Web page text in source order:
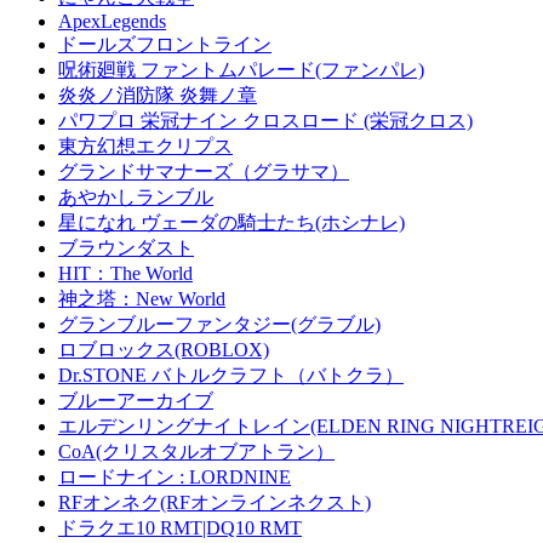
ApexLegends
ドールズフロントライン
呪術廻戦 ファントムパレード(ファンパレ)
炎炎ノ消防隊 炎舞ノ章
パワプロ 栄冠ナイン クロスロード (栄冠クロス)
東方幻想エクリプス
グランドサマナーズ（グラサマ）
あやかしランブル
星になれ ヴェーダの騎士たち(ホシナレ)
ブラウンダスト
HIT：The World
神之塔：New World
グランブルーファンタジー(グラブル)
ロブロックス(ROBLOX)
Dr.STONE バトルクラフト（バトクラ）
ブルーアーカイブ
エルデンリングナイトレイン(ELDEN RING
CoA(クリスタルオブアトラン）
ロードナイン : LORDNINE
RFオンネク(RFオンラインネクスト)
ドラクエ10 RMT|DQ10 RMT